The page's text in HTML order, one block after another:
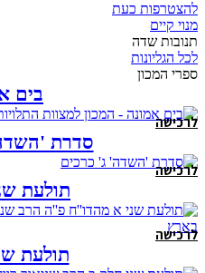
להצטרפות כעת
מנוי קיים
תנובות שדה
לכל הגליונות
ספרי המכון
בים
לרכישה
סדרת
לרכישה
תולעת
לרכישה
תולעת